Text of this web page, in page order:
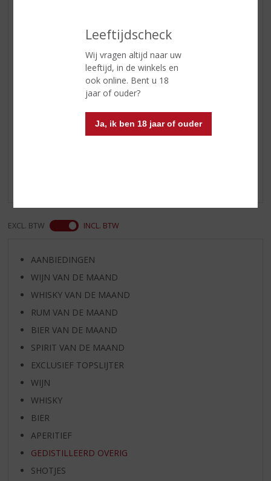
Leeftijdscheck
Wij vragen altijd naar uw
leeftijd, in de winkels en
ook online. Bent u 18
jaar of ouder?
Ja, ik ben 18 jaar of ouder
met hete koffie tot ongeveer 2
cm onder de rand.
Hierop een toef met vanille-suiker
gezoete slagroom en garneren
met fijne chocolade of cacao.
Reviews
EXCL. BTW INCL. BTW
AANBIEDINGEN
WIJN VAN DE MAAND
WHISKY VAN DE MAAND
RUM VAN DE MAAND
BIER VAN DE MAAND
SPIRIT VAN DE MAAND
EXCLUSIEF TOPSLIJTER
WIJN
WHISKY
BIER
APERITIEF
GEDISTILLEERD OVERIG
SHOTJES